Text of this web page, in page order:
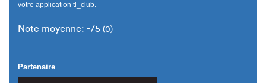
votre application tl_club.
Note moyenne: -/5 (0)
Partenaire